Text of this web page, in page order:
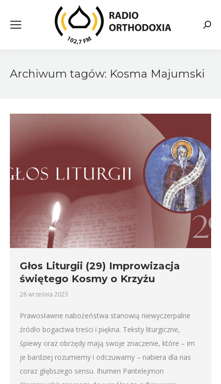
Archiwum tagów: Kosma Majumski
Głos Liturgii (29) Improwizacja
świętego Kosmy o Krzyżu
28 września 2023
Prawosławne nabożeństwa stanowią niewyczerpalne
źródło bogactwa treści i piękna. Teksty liturgiczne,
śpiewy oraz obrzędy mają swoje znaczenie, które – im
je bardziej rozumiemy i odczuwamy – nabiera dla nas
coraz głębszego sensu. Ihumen Pantelejmon